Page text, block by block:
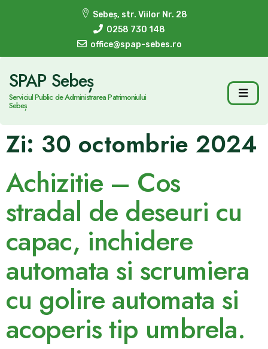
Sebeș, str. Viilor Nr. 28
0258 730 148
office@spap-sebes.ro
SPAP Sebeș
Serviciul Public de Administrarea Patrimoniului
Sebeș
Zi: 30 octombrie 2024
Achizitie – Cos
stradal de deseuri cu
capac, inchidere
automata si scrumiera
cu golire automata si
acoperis tip umbrela.